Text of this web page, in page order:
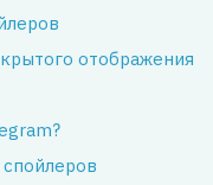
отображения